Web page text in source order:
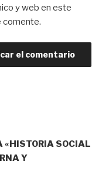
y web en este
comente.
«HISTORIA SOCIAL
Y